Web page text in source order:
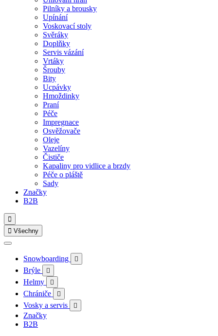
Pilníky a brousky
Upínání
Voskovací stoly
Svěráky
Doplňky
Servis vázání
Vrtáky
Šrouby
Bity
Ucpávky
Hmoždinky
Praní
Péče
Impregnace
Osvěžovače
Oleje
Vazelíny
Čističe
Kapaliny pro vidlice a brzdy
Péče o pláště
Sady
Značky
B2B

 Všechny
Snowboarding 
Brýle 
Helmy 
Chrániče 
Vosky a servis 
Značky
B2B